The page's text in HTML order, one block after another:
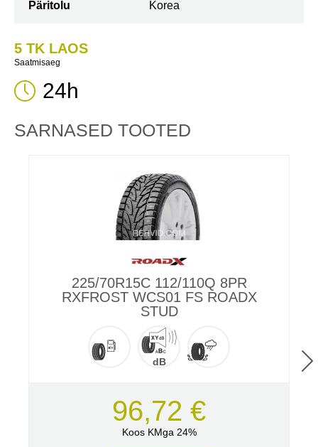
Päritolu Korea
5 TK LAOS
Saatmisaeg
24h
SARNASED TOOTED
225/70R15C 112/110Q 8PR
RXFROST WCS01 FS ROADX
STUD
dB
96,72 €
Koos KMga 24%